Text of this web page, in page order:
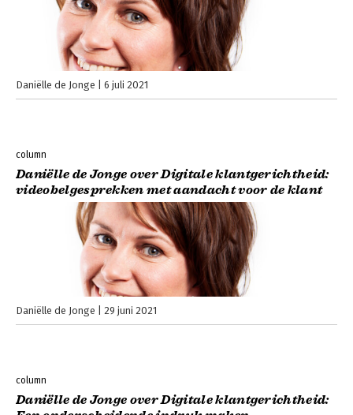
Daniëlle de Jonge 6 juli 2021
column
Daniëlle de Jonge over Digitale klantgerichtheid:
videobelgesprekken met aandacht voor de klant
Daniëlle de Jonge 29 juni 2021
column
Daniëlle de Jonge over Digitale klantgerichtheid: